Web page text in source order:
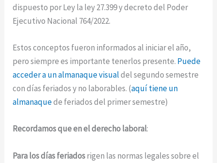
dispuesto por Ley la ley 27.399 y decreto del Poder
Ejecutivo Nacional 764/2022.
Estos conceptos fueron informados al iniciar el año,
pero siempre es importante tenerlos presente. Puede
acceder a un almanaque visualdel segundo semestre
con días feriados y no laborables. (aquí tiene un
almanaquede feriados del primer semestre)
Recordamos que en el derecho laboral:
Para los días feriadosrigen las normas legales sobre el